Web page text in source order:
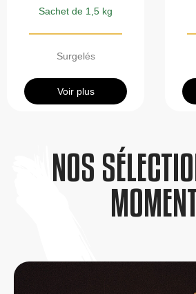
Sachet de 1,5 kg
Surgelés
Voir plus
NOS